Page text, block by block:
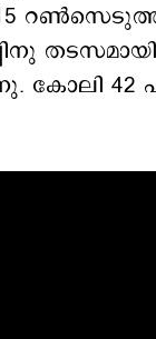
15
കോലി